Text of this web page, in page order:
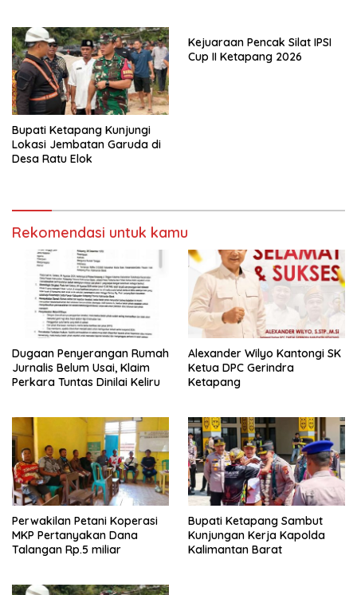
Bupati Ketapang Kunjungi
Lokasi Jembatan Garuda di
Desa Ratu Elok
Kejuaraan Pencak Silat IPSI
Cup II Ketapang 2026
Rekomendasi untuk kamu
Dugaan Penyerangan Rumah
Jurnalis Belum Usai, Klaim
Perkara Tuntas Dinilai Keliru
Alexander Wilyo Kantongi SK
Ketua DPC Gerindra
Ketapang
Perwakilan Petani Koperasi
MKP Pertanyakan Dana
Talangan Rp.5 miliar
Bupati Ketapang Sambut
Kunjungan Kerja Kapolda
Kalimantan Barat